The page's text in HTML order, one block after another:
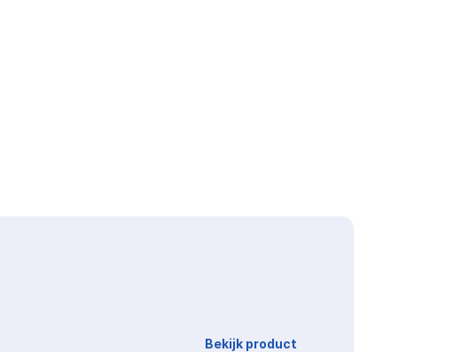
Bekijk product